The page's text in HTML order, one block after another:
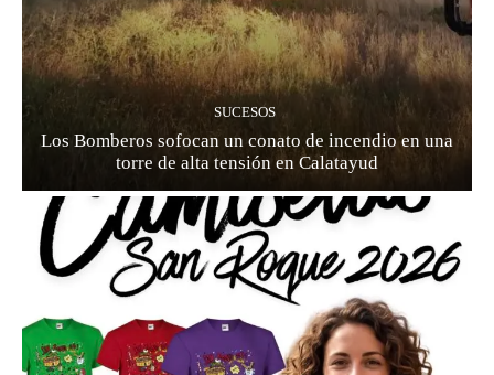
SUCESOS
Los Bomberos sofocan un conato de incendio en una
torre de alta tensión en Calatayud